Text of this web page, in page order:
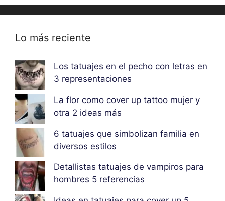
Lo más reciente
Los tatuajes en el pecho con letras en
3 representaciones
La flor como cover up tattoo mujer y
otra 2 ideas más
6 tatuajes que simbolizan familia en
diversos estilos
Detallistas tatuajes de vampiros para
hombres 5 referencias